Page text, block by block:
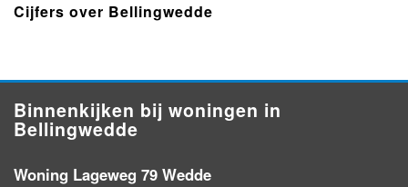
Cijfers over Bellingwedde
Binnenkijken bij woningen in
Bellingwedde
Woning Lageweg 79 Wedde